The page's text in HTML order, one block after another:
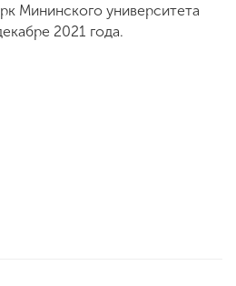
Мининского университета
2021 года.